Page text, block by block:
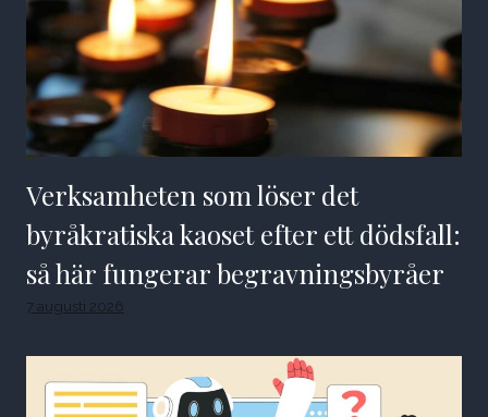
Verksamheten som löser det
byråkratiska kaoset efter ett dödsfall:
så här fungerar begravningsbyråer
7 augusti 2026